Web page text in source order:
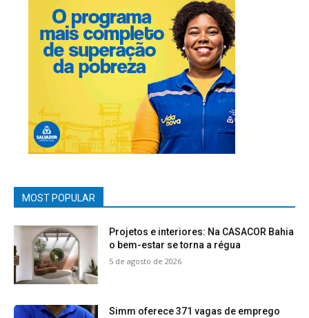
MOST POPULAR
Projetos e interiores: Na CASACOR Bahia
o bem-estar se torna a régua
5 de agosto de 2026
Simm oferece 371 vagas de emprego